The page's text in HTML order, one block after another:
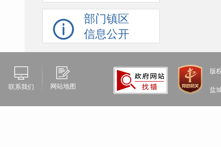
部门镇区
信息公开
联系我们 网站地图
版
盐